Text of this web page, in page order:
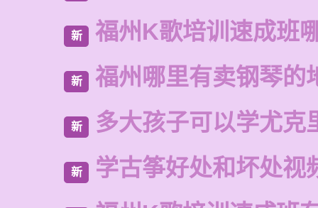
新 福州K歌培训速成班
新 福州哪里有卖钢琴的
新 多大孩子可以学尤克
新 学古筝好处和坏处视